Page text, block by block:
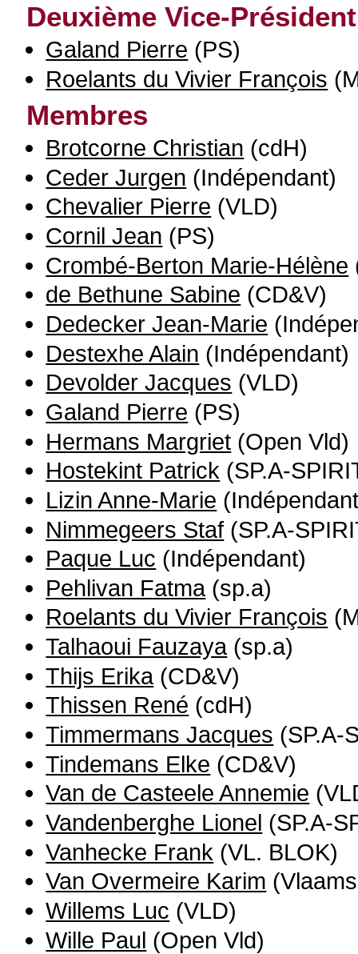
Deuxième Vice-Président
Galand Pierre (PS)
Roelants du Vivier François
Membres
Brotcorne Christian (cdH)
Ceder Jurgen (Indépendant)
Chevalier Pierre (VLD)
Cornil Jean (PS)
Crombé-Berton Marie-Hélène
de Bethune Sabine (CD&V)
Dedecker Jean-Marie
Destexhe Alain (Indépendant)
Devolder Jacques (VLD)
Galand Pierre (PS)
Hermans Margriet (Open Vld)
Hostekint Patrick (SP.A-
Lizin Anne-Marie
Nimmegeers Staf(SP.A-
Paque Luc (Indépendant)
Pehlivan Fatma(sp.a)
Roelants du Vivier François
Talhaoui Fauzaya(sp.a)
Thijs Erika(CD&V)
Thissen René (cdH)
Timmermans Jacques (SP.A-
Tindemans Elke (CD&V)
Van de Casteele Annemie
Vandenberghe Lionel (SP.A-
Vanhecke Frank (VL. BLOK)
Van Overmeire Karim
Willems Luc (VLD)
Wille Paul (Open Vld)